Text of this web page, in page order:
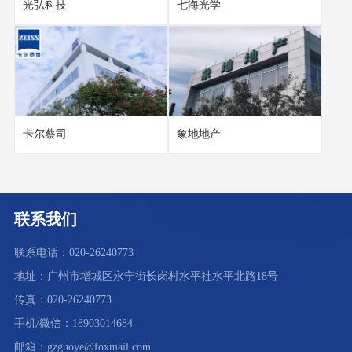
光弘科技 七海光学
卡尔蔡司 象地地产
联系我们
联系电话：020-26240773
地址：广州市增城区永宁街长岗村水平社水平北路18号
传真：020-26240773
手机/微信：18903014684
邮箱：gzguoye@foxmail.com